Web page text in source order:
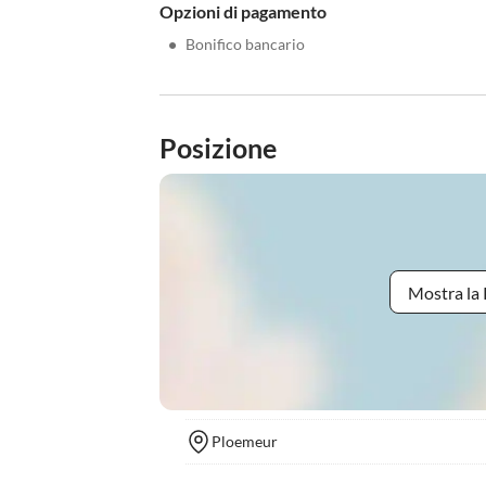
Opzioni di pagamento
• Bonifico bancario
Posizione
Mostra la
Ploemeur